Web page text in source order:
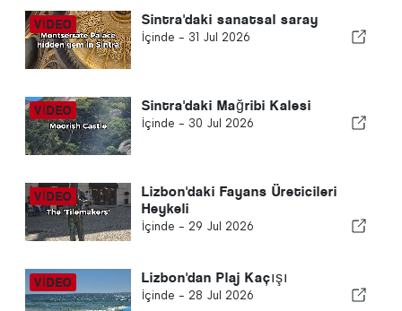
Sintra'daki sanatsal saray
İçinde - 31 Jul 2026
Sintra'daki Mağribi Kalesi
İçinde - 30 Jul 2026
Lizbon'daki Fayans Üreticileri
Heykeli
İçinde - 29 Jul 2026
Lizbon'dan Plaj Kaçışı
İçinde - 28 Jul 2026